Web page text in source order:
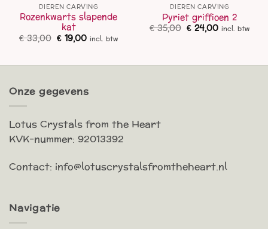
DIEREN CARVING
Rozenkwarts slapende
kat
€33,00 Oorspronkelijke
prijs
€ 19,00Huidige
prijs
incl. btw
DIEREN CARVING
Pyriet griffioen 2
€35,00 Oorspronkelijke
prijs
€ 24,00Huidige
prijs
incl. btw
Onze gegevens
Lotus Crystals from the Heart
KVK-nummer: 92013392
Contact: info@lotuscrystalsfromtheheart.nl
Navigatie